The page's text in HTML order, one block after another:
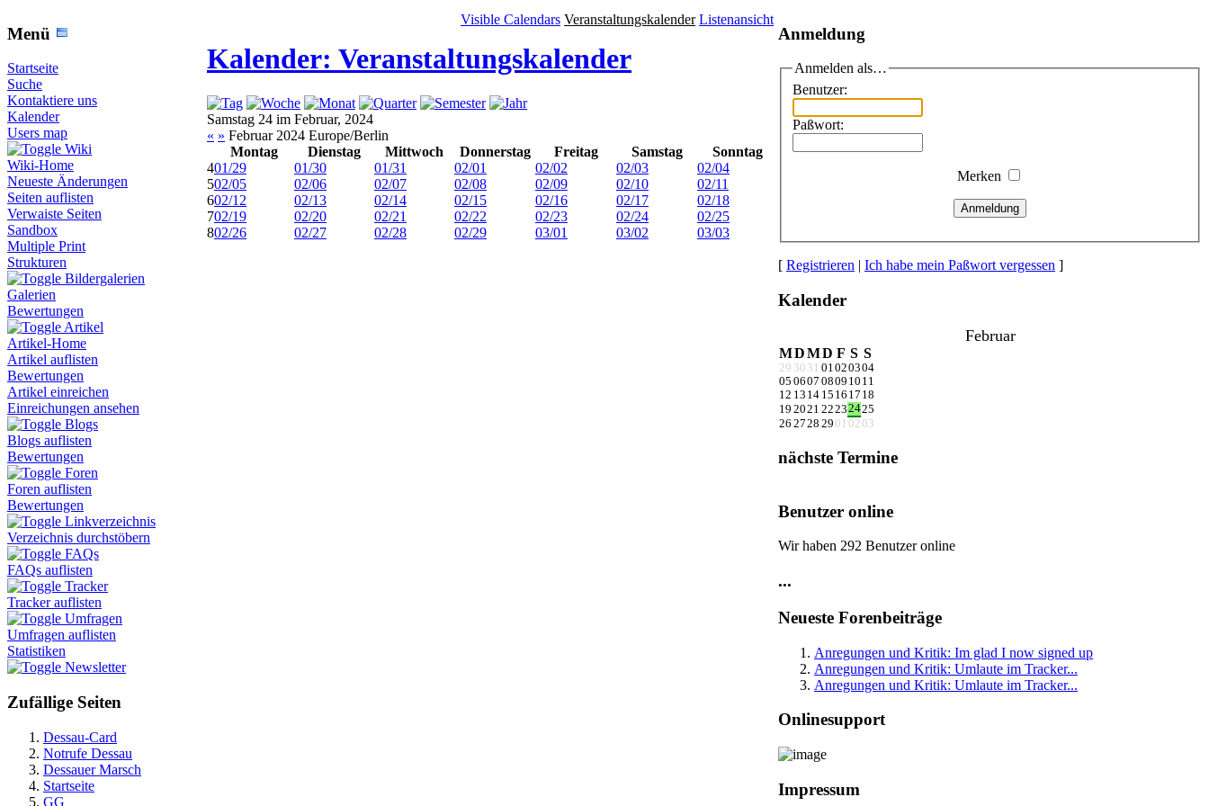
Menü
Startseite
Suche
Kontaktiere uns
Kalender
Users map
Wiki
Wiki-Home
Neueste Änderungen
Seiten auflisten
Verwaiste Seiten
Sandbox
Multiple Print
Strukturen
Bildergalerien
Galerien
Bewertungen
Artikel
Artikel-Home
Artikel auflisten
Bewertungen
Artikel einreichen
Einreichungen ansehen
Blogs
Blogs auflisten
Bewertungen
Foren
Foren auflisten
Bewertungen
Linkverzeichnis
Verzeichnis durchstöbern
FAQs
FAQs auflisten
Tracker
Tracker auflisten
Umfragen
Umfragen auflisten
Statistiken
Newsletter
Zufällige Seiten
Dessau-Card
Notrufe Dessau
Dessauer Marsch
Startseite
GG
Visible Calendars Veranstaltungskalender Listenansicht
Kalender: Veranstaltungskalender
Samstag 24 im Februar, 2024
« » Februar 2024 Europe/Berlin
Montag
Dienstag Mittwoch Donnerstag Freitag Samstag
Sonntag
401/29 01/30 01/31 02/01 02/02 02/03
02/04
502/05 02/06 02/07 02/08 02/09 02/10
02/11
602/12 02/13 02/14 02/15 02/16 02/17
02/18
702/19 02/20 02/21 02/22 02/23 02/24
02/25
802/26 02/27 02/28 02/29 03/01 03/02 03/03
Anmeldung
Anmelden als…
Benutzer:
Paßwort:
Merken
Anmeldung
[ Registrieren | Ich habe mein Paßwort vergessen ]
Kalender
Februar
MDMD F S S
29 30 31 01020304
05 0607 0809 10 11
12 13 14 15 16 17 18
19 2021 22232425
26 2728 29 01 02 03
nächste Termine
Benutzer online
Wir haben 292 Benutzer online
...
Neueste Forenbeiträge
Anregungen und Kritik: Im glad I now signed up
Anregungen und Kritik: Umlaute im Tracker...
Anregungen und Kritik: Umlaute im Tracker...
Onlinesupport
Impressum